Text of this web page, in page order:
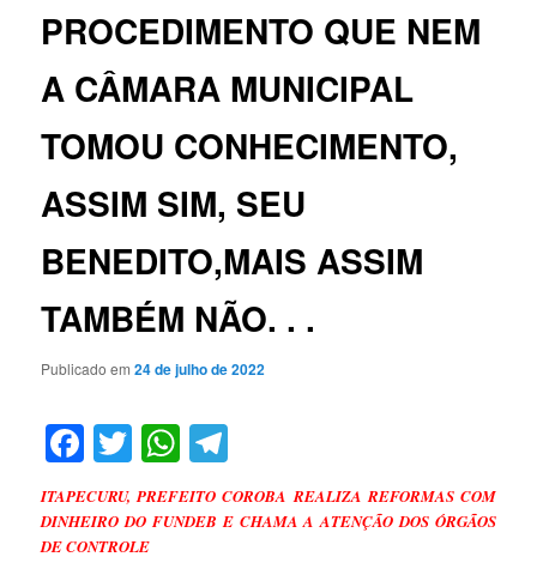
PROCEDIMENTO QUE NEM
A CÂMARA MUNICIPAL
TOMOU CONHECIMENTO,
ASSIM SIM, SEU
BENEDITO,MAIS ASSIM
TAMBÉM NÃO. . .
Publicado em24 de julho de 2022
Facebook
TwitterWhatsApp
ITAPECURU, PREFEITO COROBA REALIZA REFORMAS COM
DINHEIRO DO FUNDEB E CHAMA A ATENÇÃO DOS ÓRGÃOS
DE CONTROLE